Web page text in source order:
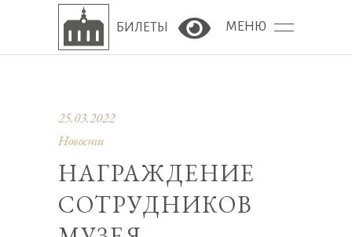
БИЛЕТЫ Версия сайта для
МЕНЮ
25.03.2022
Новости
НАГРАЖДЕНИЕ
СОТРУДНИКОВ